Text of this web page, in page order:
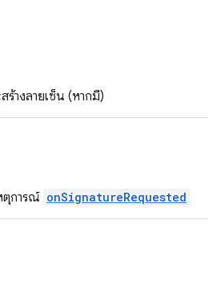
างลายเซ็น (หากมี)
ตุการณ์ onSignatureRequested